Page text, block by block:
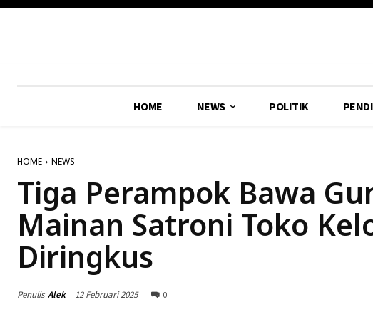
HOME NEWS POLITIK
HOME NEWS
Tiga Perampok Bawa
Mainan Satroni Toko
Diringkus
Penulis Alek 12 Februari 2025 0